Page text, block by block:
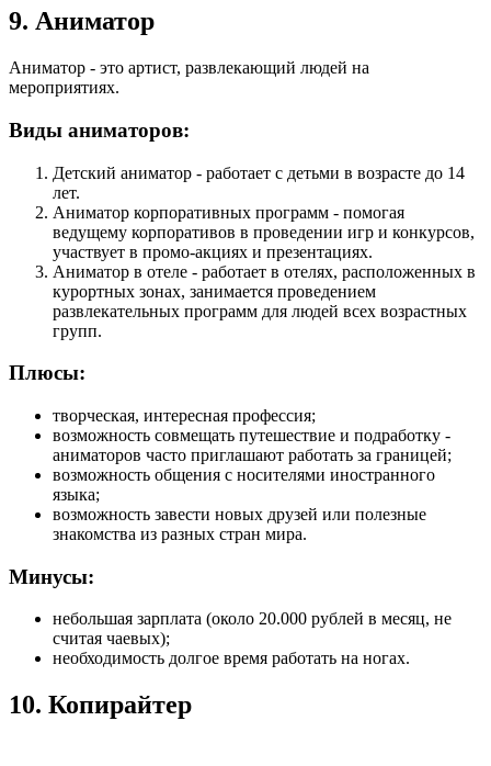
9. Аниматор
Аниматор - это артист, развлекающий людей на
мероприятиях.
Виды аниматоров:
Детский аниматор - работает с детьми в возрасте до 14
лет.
Аниматор корпоративных программ - помогая
ведущему корпоративов в проведении игр и конкурсов,
участвует в промо-акциях и презентациях.
Аниматор в отеле - работает в отелях, расположенных в
курортных зонах, занимается проведением
развлекательных программ для людей всех возрастных
групп.
Плюсы:
творческая, интересная профессия;
возможность совмещать путешествие и подработку -
аниматоров часто приглашают работать за границей;
возможность общения с носителями иностранного
языка;
возможность завести новых друзей или полезные
знакомства из разных стран мира.
Минусы:
небольшая зарплата (около 20.000 рублей в месяц, не
считая чаевых);
необходимость долгое время работать на ногах.
10. Копирайтер